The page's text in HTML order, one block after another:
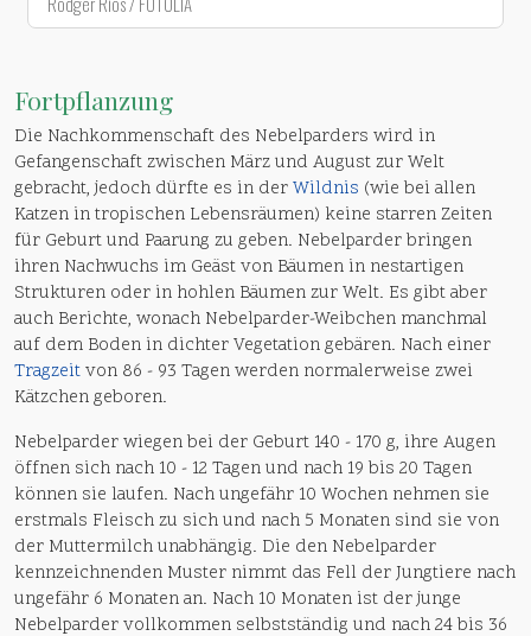
Fortpflanzung
Die Nachkommenschaft des Nebelparders wird in
Gefangenschaft zwischen März und August zur Welt
gebracht, jedoch dürfte es in derWildnis (wie bei allen
Katzen in tropischen Lebensräumen) keine starren Zeiten
für Geburt und Paarung zu geben. Nebelparder bringen
ihren Nachwuchs im Geäst von Bäumen in nestartigen
Strukturen oder in hohlen Bäumen zur Welt. Es gibt aber
auch Berichte, wonach Nebelparder-Weibchen manchmal
auf dem Boden in dichter Vegetation gebären. Nach einer
Tragzeitvon 86 - 93 Tagen werden normalerweise zwei
Kätzchen geboren.
Nebelparder wiegen bei der Geburt 140 - 170 g, ihre Augen
öffnen sich nach 10 - 12 Tagen und nach 19 bis 20 Tagen
können sie laufen. Nach ungefähr 10 Wochen nehmen sie
erstmals Fleisch zu sich und nach 5 Monaten sind sie von
der Muttermilch unabhängig. Die den Nebelparder
kennzeichnenden Muster nimmt das Fell der Jungtiere nach
ungefähr 6 Monaten an. Nach 10 Monaten ist der junge
Nebelparder vollkommen selbstständig und nach 24 bis 36